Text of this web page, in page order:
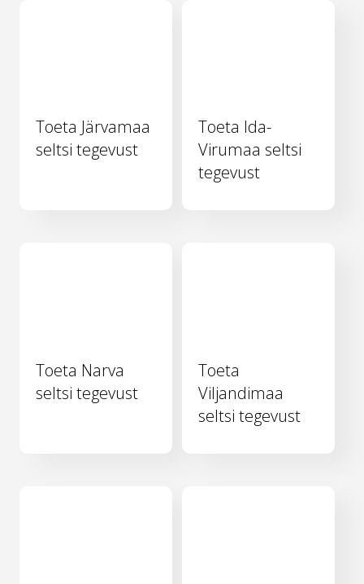
Toeta Järvamaa
seltsi tegevust
Toeta Ida-
Virumaa seltsi
tegevust
Toeta Narva
seltsi tegevust
Toeta
Viljandimaa
seltsi tegevust